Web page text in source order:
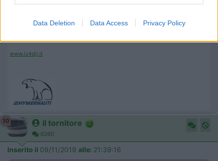
Data Deletion Data Access Privacy Policy
quasi niente.
____________________________________
www.iz4dji.it
10 il tornitore
6260
Inserito il 09/11/2019 alle: 21:39:16